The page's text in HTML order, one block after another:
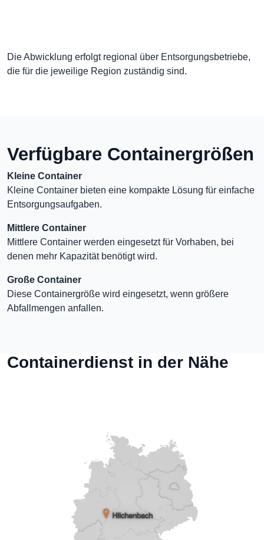
Die Abwicklung erfolgt regional über Entsorgungsbetriebe,
die für die jeweilige Region zuständig sind.
Verfügbare Containergrößen
Kleine Container
Kleine Container bieten eine kompakte Lösung für einfache
Entsorgungsaufgaben.
Mittlere Container
Mittlere Container werden eingesetzt für Vorhaben, bei
denen mehr Kapazität benötigt wird.
Große Container
Diese Containergröße wird eingesetzt, wenn größere
Abfallmengen anfallen.
Containerdienst in der Nähe